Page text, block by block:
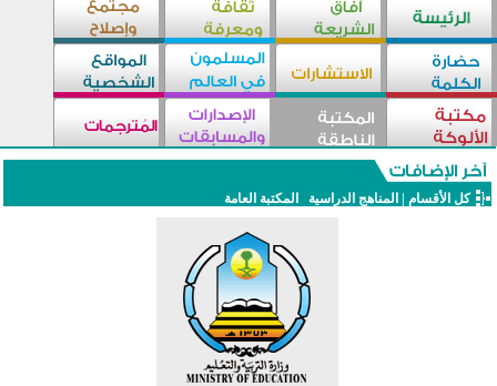
كل الأقسام المناهج الدراسية المكتبة العامة